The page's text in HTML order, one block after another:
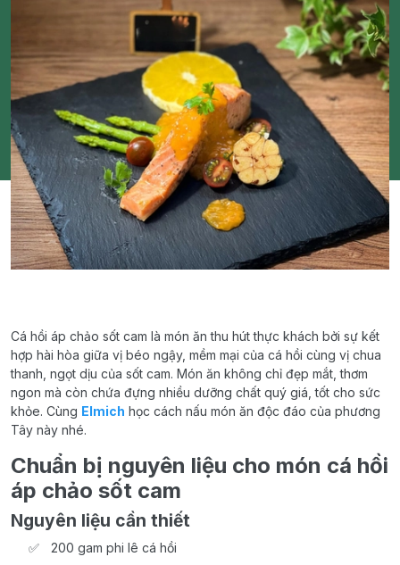
Cá hồi áp chảo sốt cam là món ăn thu hút thực khách bởi sự kết
hợp hài hòa giữa vị béo ngậy, mềm mại của cá hồi cùng vị chua
thanh, ngọt dịu của sốt cam. Món ăn không chỉ đẹp mắt, thơm
ngon mà còn chứa đựng nhiều dưỡng chất quý giá, tốt cho sức
khỏe. Cùng Elmich học cách nấu món ăn độc đáo của phương
Tây này nhé.
Chuẩn bị nguyên liệu cho món cá hồi
áp chảo sốt cam
Nguyên liệu cần thiết
200 gam phi lê cá hồi